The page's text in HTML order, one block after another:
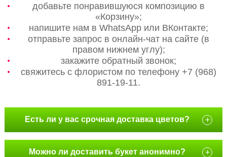
добавьте понравившуюся композицию в
«Корзину»;
напишите нам в WhatsApp или ВКонтакте;
отправьте запрос в онлайн-чат на сайте (в
правом нижнем углу);
закажите обратный звонок;
свяжитесь с флористом по телефону +7 (968)
891-19-11.
Есть ли у вас срочная доставка цветов? +
Можно ли доставить букет анонимно? +